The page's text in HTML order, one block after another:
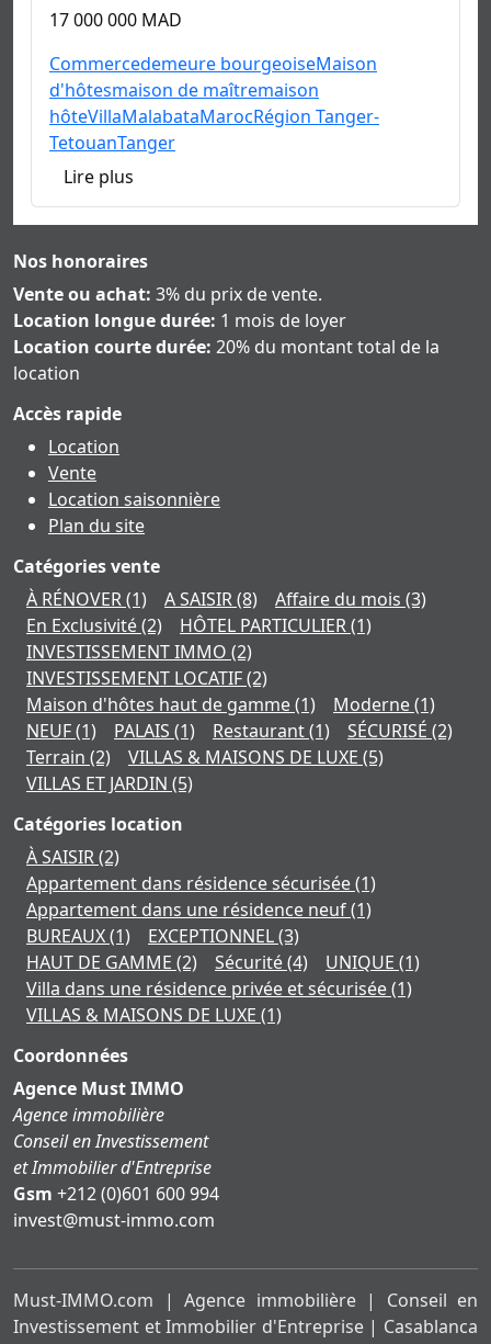
17 000 000 MAD
Commercedemeure bourgeoiseMaison
d'hôtesmaison de maîtremaison
hôteVillaMalabataMarocRégion Tanger-
TetouanTanger
Lire plus
Nos honoraires
Vente ou achat: 3% du prix de vente.
Location longue durée: 1 mois de loyer
Location courte durée: 20% du montant total de la
location
Accès rapide
Location
Vente
Location saisonnière
Plan du site
Catégories vente
À RÉNOVER(1) A SAISIR(8) Affaire du mois (3)
En Exclusivité(2) HÔTEL PARTICULIER(1)
INVESTISSEMENT IMMO (2)
INVESTISSEMENT LOCATIF(2)
Maison d'hôtes haut de gamme(1) Moderne(1)
NEUF(1) PALAIS (1) Restaurant(1) SÉCURISÉ (2)
Terrain (2) VILLAS & MAISONS DE LUXE (5)
VILLAS ET JARDIN (5)
Catégories location
À SAISIR(2)
Appartement dans résidence sécurisée(1)
Appartement dans une résidence neuf(1)
BUREAUX(1) EXCEPTIONNEL(3)
HAUT DE GAMME (2) Sécurité(4) UNIQUE (1)
Villa dans une résidence privée et sécurisée(1)
VILLAS & MAISONS DE LUXE (1)
Coordonnées
Agence Must IMMO
Agence immobilière
Conseil en Investissement
et Immobilier d'Entreprise
Gsm +212 (0)601 600 994
moc.ommi-tsum@tsevni
Must-IMMO.com | Agence immobilière | Conseil en
Investissement et Immobilier d'Entreprise | Casablanca